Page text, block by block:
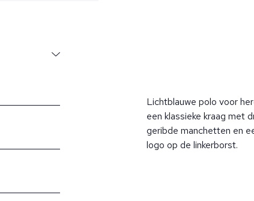
Lichtblauwe polo voor
een klassieke kraag met
geribde manchetten en
logo op de linkerborst.